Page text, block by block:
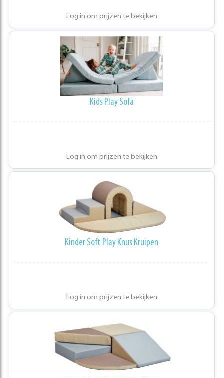
Log in om prijzen te bekijken
Kids Play Sofa
Log in om prijzen te bekijken
Kinder Soft Play Knus Kruipen
Log in om prijzen te bekijken